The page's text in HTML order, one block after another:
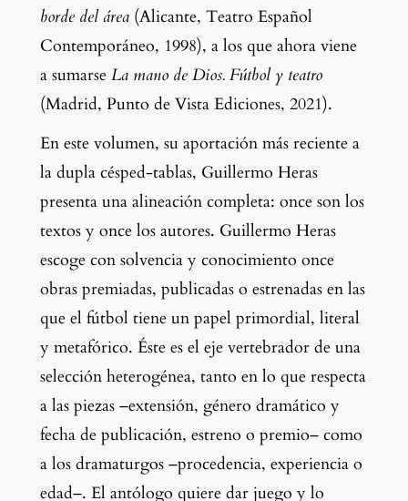
borde del área (Alicante, Teatro Español
Contemporáneo, 1998), a los que ahora viene
a sumarse La mano de Dios. Fútbol y teatro
(Madrid, Punto de Vista Ediciones, 2021).
En este volumen, su aportación más reciente a
la dupla césped-tablas, Guillermo Heras
presenta una alineación completa: once son los
textos y once los autores. Guillermo Heras
escoge con solvencia y conocimiento once
obras premiadas, publicadas o estrenadas en las
que el fútbol tiene un papel primordial, literal
y metafórico. Éste es el eje vertebrador de una
selección heterogénea, tanto en lo que respecta
a las piezas –extensión, género dramático y
fecha de publicación, estreno o premio– como
a los dramaturgos –procedencia, experiencia o
edad–. El antólogo quiere dar juego y lo